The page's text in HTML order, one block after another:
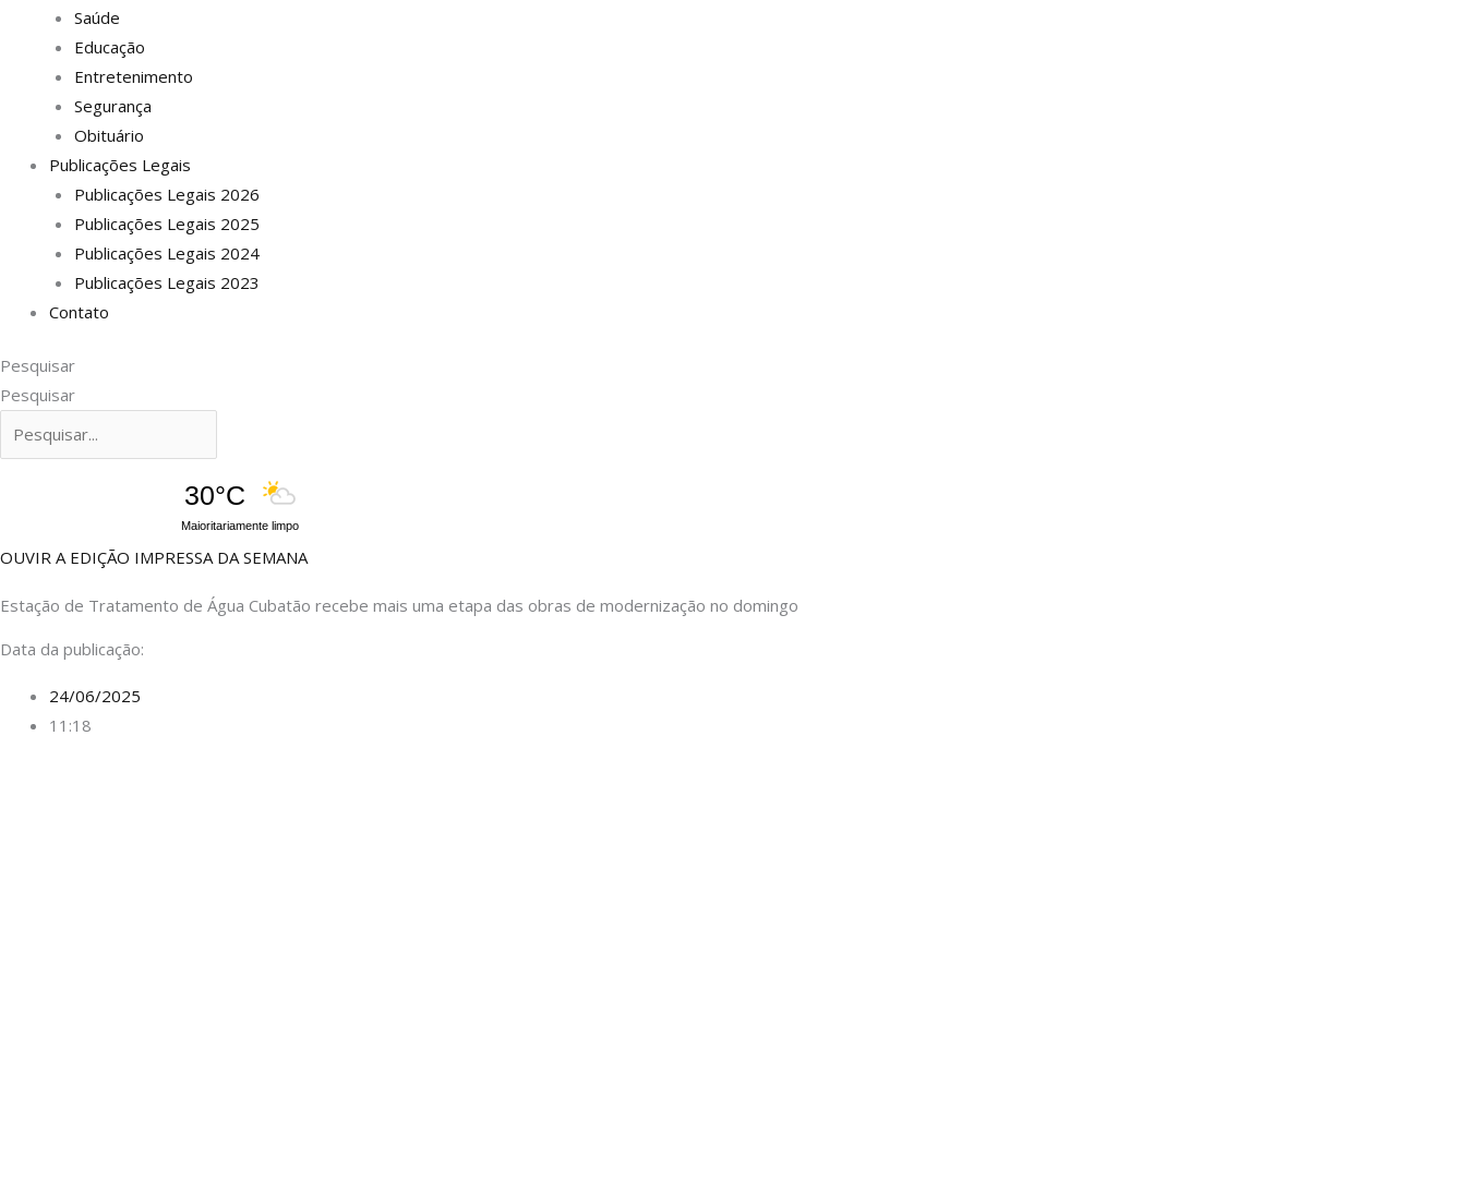
Saúde
Educação
Entretenimento
Segurança
Obituário
Publicações Legais
Publicações Legais 2026
Publicações Legais 2025
Publicações Legais 2024
Publicações Legais 2023
Contato
Pesquisar
Pesquisar
30°C
Maioritariamente limpo
OUVIR A EDIÇÃO IMPRESSA DA SEMANA
Estação de Tratamento de Água Cubatão recebe mais uma etapa das obras de modernização no domingo
Data da publicação:
24/06/2025
11:18